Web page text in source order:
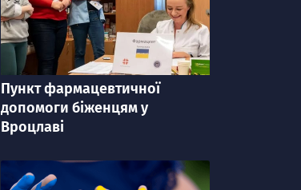
категорія
Пункт фармацевтичної
допомоги біженцям у
Вроцлаві